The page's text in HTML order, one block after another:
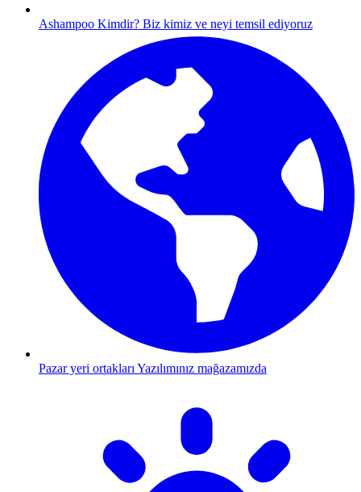
Ashampoo Kimdir? Biz kimiz ve neyi temsil ediyoruz
Pazar yeri ortakları Yazılımınız mağazamızda